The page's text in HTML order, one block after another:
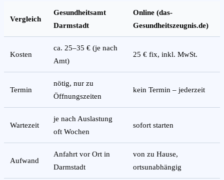
Vergleich
Gesundheitsamt
Darmstadt
Online (das-
Gesundheitszeugnis.de)
Kosten
ca. 25–35 € (je nach
Amt)
25 € fix, inkl. MwSt.
Termin
nötig, nur zu
Öffnungszeiten
kein Termin – jederzeit
Wartezeit
je nach Auslastung
oft Wochen
sofort starten
Aufwand
Anfahrt vor Ort in
Darmstadt
von zu Hause,
ortsunabhängig